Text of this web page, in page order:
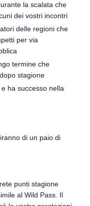
la scalata che
dei vostri incontri
delle regioni che
per via
termine che
stagione
ha successo nella
di un paio di
punti stagione
al Wild Pass. Il